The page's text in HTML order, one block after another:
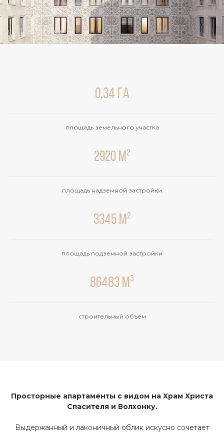
0,34 Га
площадь земельного участка
2920 м²
площадь надземной застройки
3345 м²
площадь подземной застройки
86483 м³
строительный объём
Просторные апартаменты с видом на Храм Христа
Спасителя и Волхонку.
Выдержанный и лаконичный облик искусно сочетает